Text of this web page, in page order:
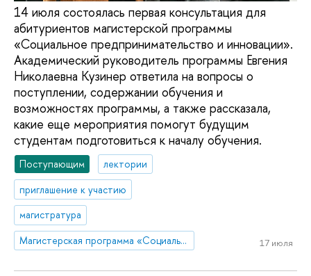
14 июля состоялась первая консультация для
абитуриентов магистерской программы
«Социальное предпринимательство и инновации».
Академический руководитель программы Евгения
Николаевна Кузинер ответила на вопросы о
поступлении, содержании обучения и
возможностях программы, а также рассказала,
какие еще мероприятия помогут будущим
студентам подготовиться к началу обучения.
Поступающим
лектории
приглашение к участию
магистратура
Магистерская программа «Социальное предпринимательство и инновации»
17 июля